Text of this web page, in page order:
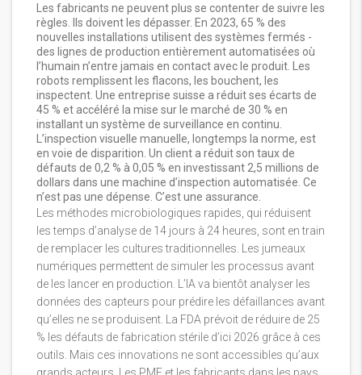
Les fabricants ne peuvent plus se contenter de suivre les
règles. Ils doivent les dépasser. En 2023, 65 % des
nouvelles installations utilisent des systèmes fermés -
des lignes de production entièrement automatisées où
l’humain n’entre jamais en contact avec le produit. Les
robots remplissent les flacons, les bouchent, les
inspectent. Une entreprise suisse a réduit ses écarts de
45 % et accéléré la mise sur le marché de 30 % en
installant un système de surveillance en continu.
L’inspection visuelle manuelle, longtemps la norme, est
en voie de disparition. Un client a réduit son taux de
défauts de 0,2 % à 0,05 % en investissant 2,5 millions de
dollars dans une machine d’inspection automatisée. Ce
n’est pas une dépense. C’est une assurance.
Les méthodes microbiologiques rapides, qui réduisent
les temps d’analyse de 14 jours à 24 heures, sont en train
de remplacer les cultures traditionnelles. Les jumeaux
numériques permettent de simuler les processus avant
de les lancer en production. L’IA va bientôt analyser les
données des capteurs pour prédire les défaillances avant
qu’elles ne se produisent. La FDA prévoit de réduire de 25
% les défauts de fabrication stérile d’ici 2026 grâce à ces
outils. Mais ces innovations ne sont accessibles qu’aux
grands acteurs. Les PME et les fabricants dans les pays